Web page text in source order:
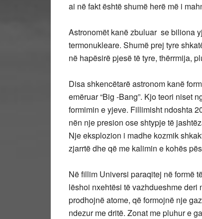
ai në fakt është shumë herë më i
Astronomët kanë zbuluar se biliona
termonukleare. Shumë prej tyre
në hapësirë pjesë të tyre, thërrmija,
Disa shkencëtarë astronom kanë
emëruar “Big -Bang”. Kjo teori niset
formimin e yjeve. Fillimisht ndoshta
nën nje presion ose shtypje të
Nje eksplozion i madhe kozmik
zjarrtë dhe që me kalimin e kohës
Në fillim Universi paraqitej në formë
lëshoi nxehtësi të vazhdueshme
prodhojnë atome, që formojnë nje
ndezur me dritë. Zonat me pluhur e